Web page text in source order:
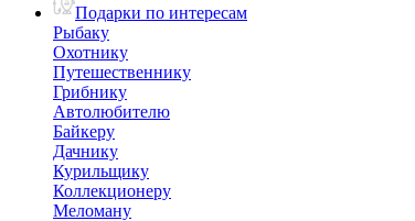
Подарки по интересам
Рыбаку
Охотнику
Путешественнику
Грибнику
Автолюбителю
Байкеру
Дачнику
Курильщику
Коллекционеру
Меломану